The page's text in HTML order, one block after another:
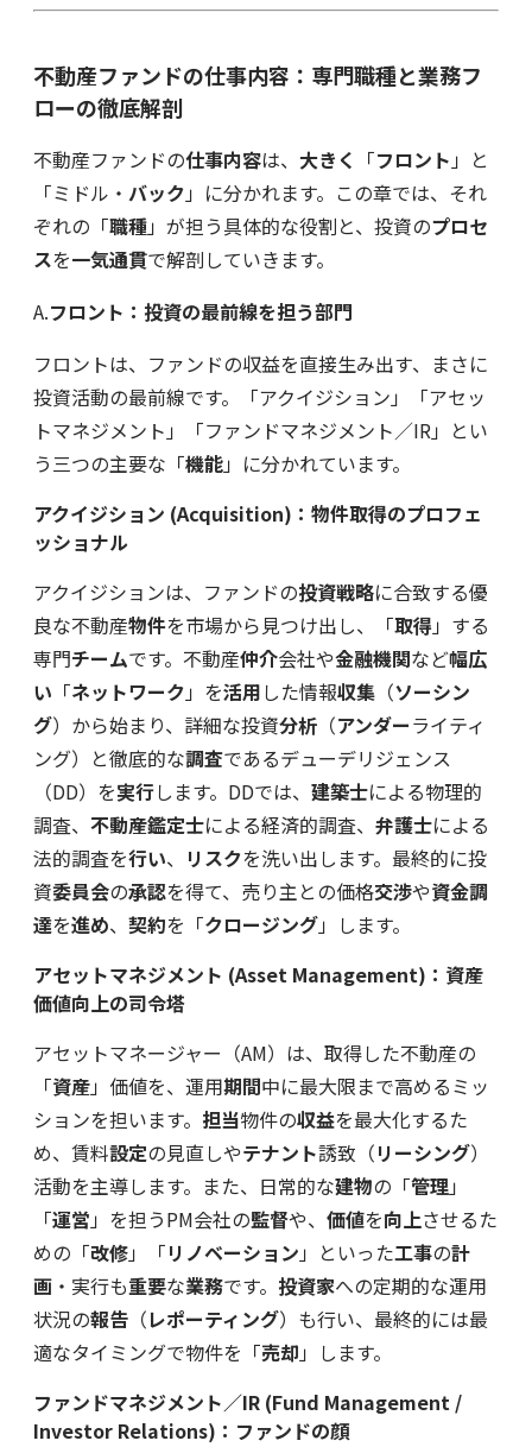
不動産ファンドの仕事内容：専門職種と業務フ
ローの徹底解剖
不動産ファンドの仕事内容は、大きく 「フロント」と
「ミドル・バック」に分かれます。この章では、それ
ぞれの「職種」が担う具体的な役割と、投資のプロセ
スを一気通貫で解剖していきます。
A.フロント：投資の最前線を担う部門
フロントは、ファンドの収益を直接生み出す、まさに
投資活動の最前線です。「アクイジション」「アセッ
トマネジメント」「ファンドマネジメント／IR」とい
う三つの主要な「機能」に分かれています。
アクイジション (Acquisition)：物件取得のプロフェ
ッショナル
アクイジションは、ファンドの投資戦略に合致する優
良な不動産物件を市場から見つけ出し、「取得」する
専門チームです。不動産仲介会社や金融機関など幅広
い 「ネットワーク」を活用した情報収集 （ソーシン
グ）から始まり、詳細な投資分析 （アンダーライティ
ング）と徹底的な調査であるデューデリジェンス
（DD）を実行します。DDでは、建築士による物理的
調査、不動産鑑定士による経済的調査、弁護士による
法的調査を行い、 リスクを洗い出します。最終的に投
資委員会の承認を得て、売り主との価格交渉や資金調
達を進め、契約を「クロージング」します。
アセットマネジメント (Asset Management)：資産
価値向上の司令塔
アセットマネージャー（AM）は、取得した不動産の
「資産」価値を、運用期間中に最大限まで高めるミッ
ションを担います。 担当物件の収益を最大化するた
め、賃料設定の見直しやテナント誘致（リーシング）
活動を主導します。また、日常的な建物の「管理」
「運営」を担うPM会社の監督や、価値を向上させるた
めの「改修」「リノベーション」といった工事の計
画 ・実行も重要な業務です。 投資家への定期的な運用
状況の報告 （レポーティング）も行い、最終的には最
適なタイミングで物件を「売却」します。
ファンドマネジメント／IR (Fund Management /
Investor Relations)：ファンドの顔